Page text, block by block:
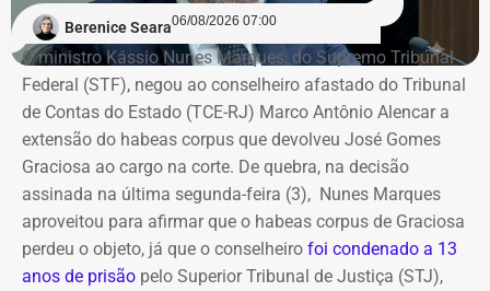
Berenice Seara06/08/2026 07:00
O ministro Kássio Nunes Marques, do Supremo Tribunal
Federal (STF), negou ao conselheiro afastado do Tribunal
de Contas do Estado (TCE-RJ) Marco Antônio Alencar a
extensão do habeas corpus que devolveu José Gomes
Graciosa ao cargo na corte. De quebra, na decisão
assinada na última segunda-feira (3), Nunes Marques
aproveitou para afirmar que o habeas corpus de Graciosa
perdeu o objeto, já que o conselheiro foi condenado a 13
anos de prisão pelo Superior Tribunal de Justiça (STJ),